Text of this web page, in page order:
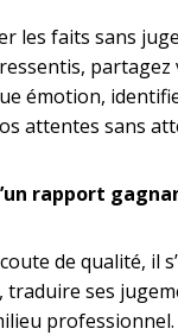
les faits sans
émotion,
attentes sans
rapport
de qualité, il
traduire ses
professionnel.